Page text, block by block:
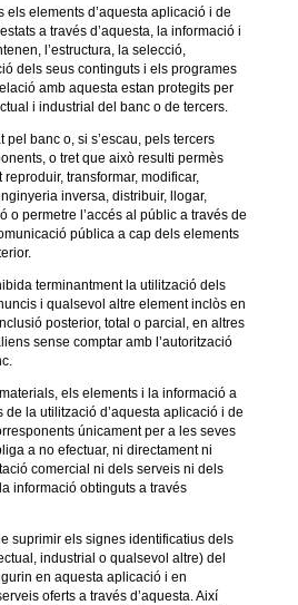
els elements d’aquesta aplicació i de
a través d’aquesta, la informació i
l’estructura, la selecció,
dels seus continguts i els programes
amb aquesta estan protegits per
i industrial del banc o de tercers.
pel banc o, si s’escau, pels tercers
o tret que això resulti permès
reproduir, transformar, modificar,
inversa, distribuir, llogar,
o permetre l’accés al públic a través de
pública a cap dels elements
terminantment la utilització dels
i qualsevol altre element inclòs en
posterior, total o parcial, en altres
sense comptar amb l’autorització
els elements i la informació a
de la utilització d’aquesta aplicació i de
únicament per a les seves
a no efectuar, ni directament ni
comercial ni dels serveis ni dels
informació obtinguts a través
suprimir els signes identificatius dels
industrial o qualsevol altre) del
en aquesta aplicació i en
oferts a través d’aquesta. Així